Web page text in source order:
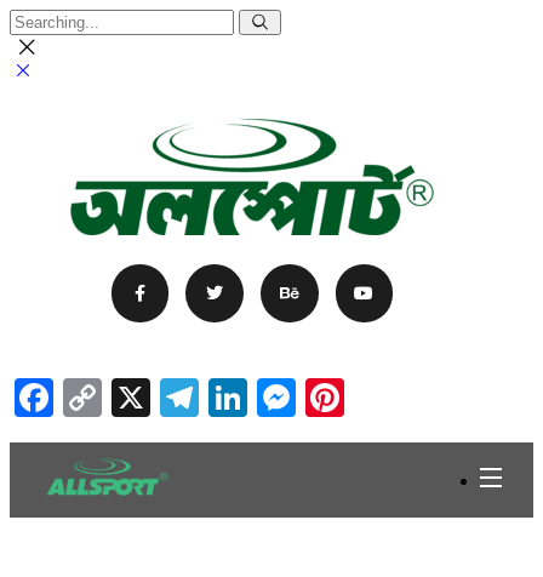
Facebook
Copy
Link
X Telegram
LinkedIn
Messenger